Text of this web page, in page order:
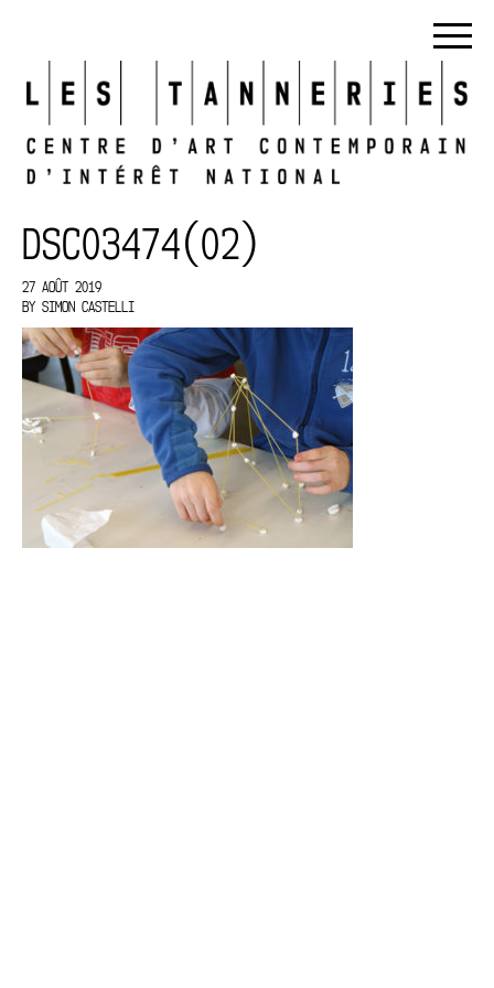
DSC03474(02)
27 AOÛT 2019
BY SIMON CASTELLI